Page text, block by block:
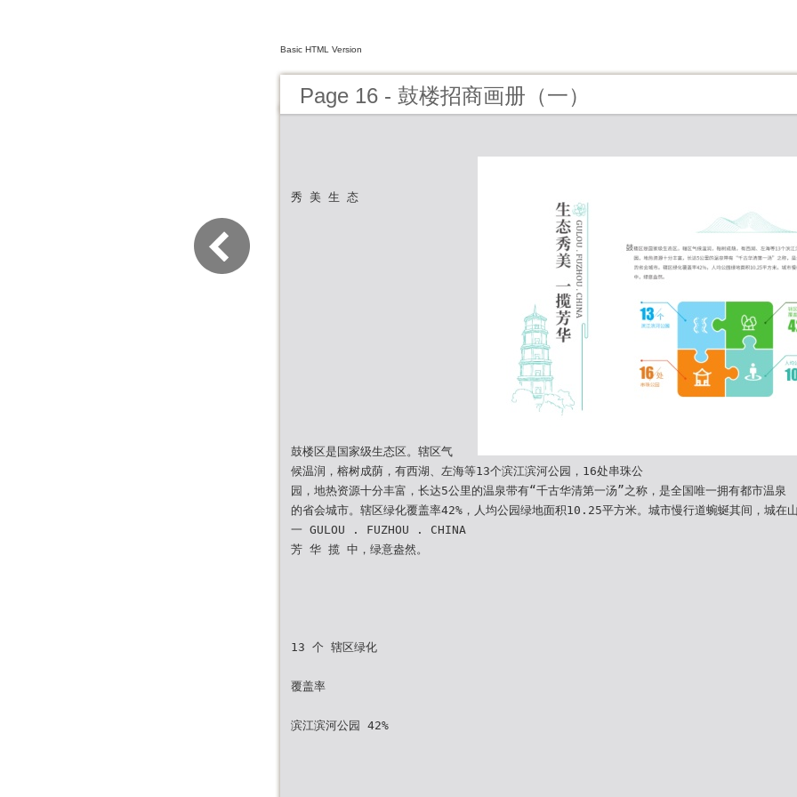
Basic HTML Version
Page 16 - 鼓楼招商画册（一）
秀 美 生 态
鼓楼区是国家级生态区。辖区气
候温润，榕树成荫，有西湖、左海等13个滨江滨河公园，16处串珠公
园，地热资源十分丰富，长达5公里的温泉带有“千古华清第一汤”之称，是全国唯一拥有都市温泉
的省会城市。辖区绿化覆盖率42%，人均公园绿地面积10.25平方米。城市慢行道蜿蜒其间，城在
一 GULOU . FUZHOU . CHINA
芳 华 揽 中，绿意盎然。
13 个 辖区绿化
覆盖率
滨江滨河公园 42%